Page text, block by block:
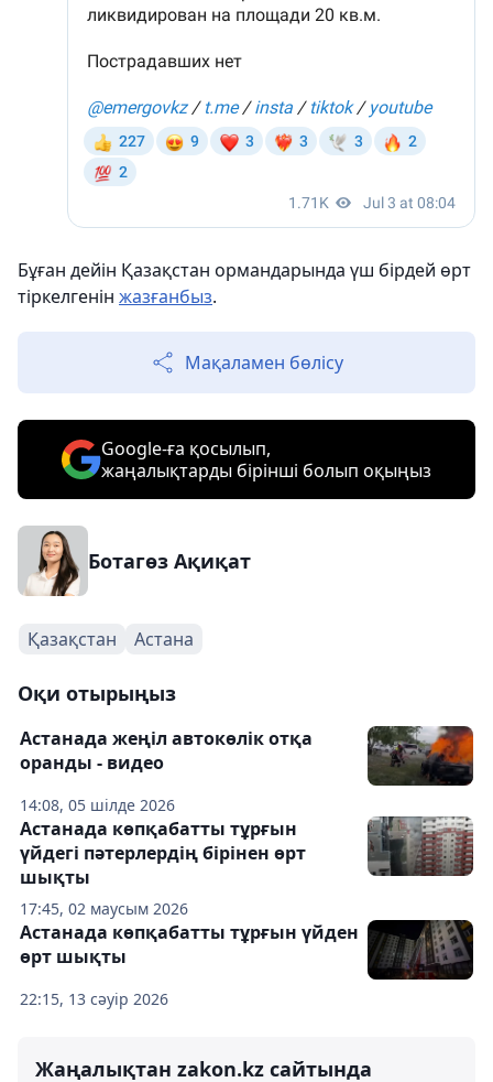
Бұған дейін Қазақстан ормандарында үш бірдей өрт
тіркелгенін жазғанбыз.
Мақаламен бөлісу
Google-ға қосылып,
жаңалықтарды бірінші болып оқыңыз
Ботагөз Ақиқат
Қазақстан Астана
Оқи отырыңыз
14:08, 05 шілде 2026
Астанада жеңіл автокөлік отқа
оранды - видео
17:45, 02 маусым 2026
Астанада көпқабатты тұрғын
үйдегі пәтерлердің бірінен өрт
шықты
22:15, 13 сәуір 2026
Астанада көпқабатты тұрғын үйден
өрт шықты
Жаңалықтан zakon.kz сайтында